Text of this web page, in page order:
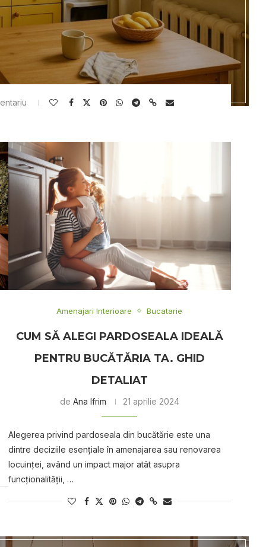
Amenajari Interioare Bucatarie
CUM SĂ ALEGI PARDOSEALA IDEALĂ
PENTRU BUCĂTĂRIA TA. GHID
DETALIAT
de Ana Ifrim 21 aprilie 2024
Alegerea privind pardoseala din bucătărie este una
dintre deciziile esențiale în amenajarea sau renovarea
locuinței, având un impact major atât asupra
funcționalității, …